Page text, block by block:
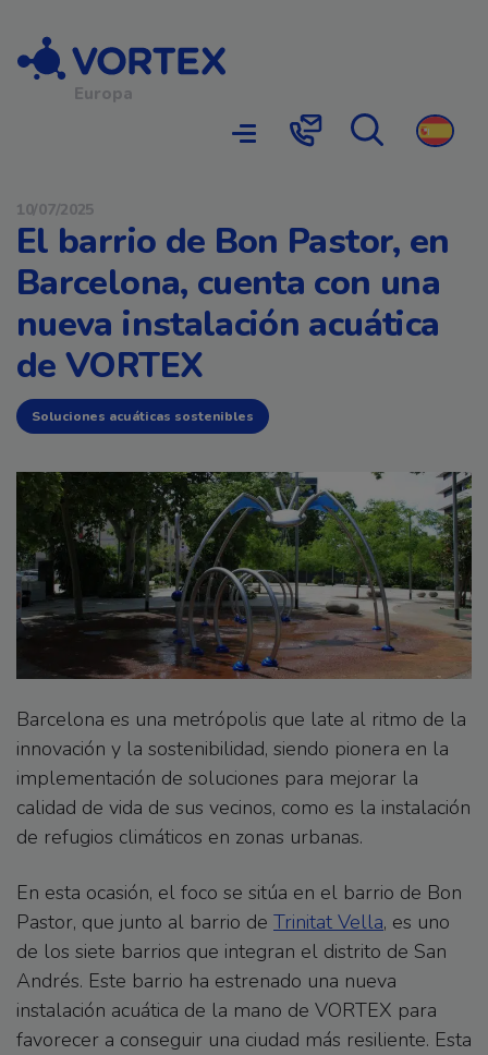
Navegación principal
Europa
Contacto Búsqueda
10/07/2025
El barrio de Bon Pastor, en
Barcelona, cuenta con una
nueva instalación acuática
de VORTEX
Soluciones acuáticas sostenibles
Barcelona es una metrópolis que late al ritmo de la
innovación y la sostenibilidad, siendo pionera en la
implementación de soluciones para mejorar la
calidad de vida de sus vecinos, como es la instalación
de refugios climáticos en zonas urbanas.
En esta ocasión, el foco se sitúa en el barrio de Bon
Pastor, que junto al barrio de Trinitat Vella, es uno
de los siete barrios que integran el distrito de San
Andrés. Este barrio ha estrenado una nueva
instalación acuática de la mano de VORTEX para
favorecer a conseguir una ciudad más resiliente. Esta